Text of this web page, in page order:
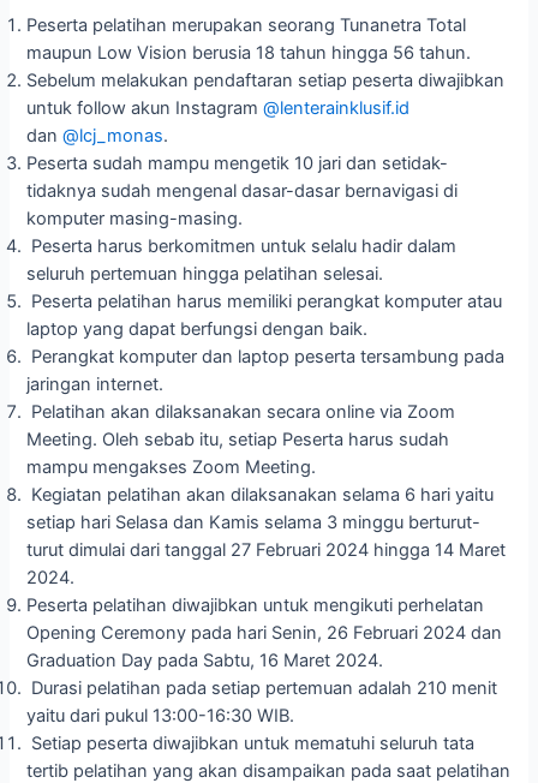
Peserta pelatihan merupakan seorang Tunanetra Total
maupun Low Vision berusia 18 tahun hingga 56 tahun.
Sebelum melakukan pendaftaran setiap peserta diwajibkan
untuk follow akun Instagram@lenterainklusif.id
dan@lcj_monas.
Peserta sudah mampu mengetik 10 jari dan setidak-
tidaknya sudah mengenal dasar-dasar bernavigasi di
komputer masing-masing.
Peserta harus berkomitmen untuk selalu hadir dalam
seluruh pertemuan hingga pelatihan selesai.
Peserta pelatihan harus memiliki perangkat komputer atau
laptop yang dapat berfungsi dengan baik.
Perangkat komputer dan laptop peserta tersambung pada
jaringan internet.
Pelatihan akan dilaksanakan secara online via Zoom
Meeting. Oleh sebab itu, setiap Peserta harus sudah
mampu mengakses Zoom Meeting.
Kegiatan pelatihan akan dilaksanakan selama 6 hari yaitu
setiap hari Selasa dan Kamis selama 3 minggu berturut-
turut dimulai dari tanggal 27 Februari 2024 hingga 14 Maret
2024.
Peserta pelatihan diwajibkan untuk mengikuti perhelatan
Opening Ceremony pada hari Senin, 26 Februari 2024 dan
Graduation Day pada Sabtu, 16 Maret 2024.
Durasi pelatihan pada setiap pertemuan adalah 210 menit
yaitu dari pukul 13:00-16:30 WIB.
Setiap peserta diwajibkan untuk mematuhi seluruh tata
tertib pelatihan yang akan disampaikan pada saat pelatihan